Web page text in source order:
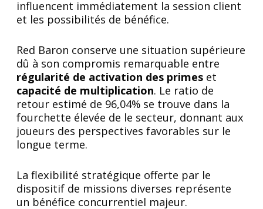
influencent immédiatement la session client
et les possibilités de bénéfice.
Red Baron conserve une situation supérieure
dû à son compromis remarquable entre
régularité de activation des primes et
capacité de multiplication. Le ratio de
retour estimé de 96,04% se trouve dans la
fourchette élevée de le secteur, donnant aux
joueurs des perspectives favorables sur le
longue terme.
La flexibilité stratégique offerte par le
dispositif de missions diverses représente
un bénéfice concurrentiel majeur.